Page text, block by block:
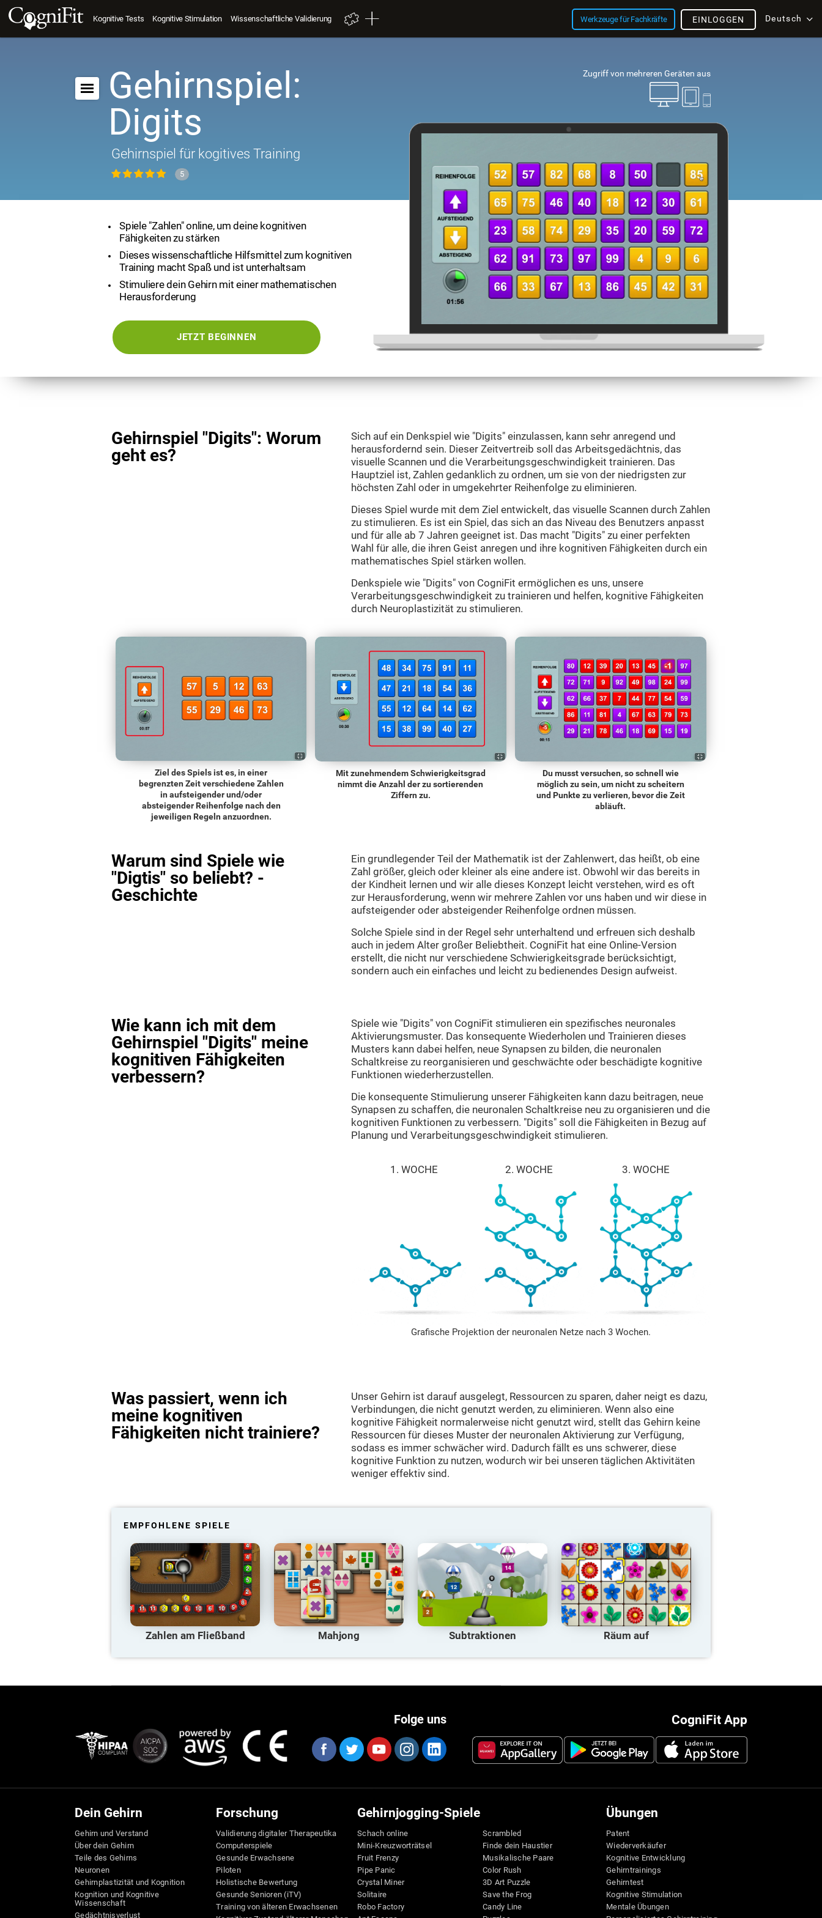
Kognitive Tests Kognitive Stimulation Wissenschaftliche Validierung Werkzeuge für Fachkräfte Deutsch
EINLOGGEN
Zugriff von mehreren Geräten aus
Gehirnspiel:
Digits
Gehirnspiel für kogitives Training
5
Spiele "Zahlen" online, um deine kognitiven
Fähigkeiten zu stärken
Dieses wissenschaftliche Hilfsmittel zum kognitiven
Training macht Spaß und ist unterhaltsam
Stimuliere dein Gehirn mit einer mathematischen
Herausforderung
JETZT BEGINNEN
Gehirnspiel "Digits": Worum
geht es?
Sich auf ein Denkspiel wie "Digits" einzulassen, kann sehr anregend und
herausfordernd sein. Dieser Zeitvertreib soll das Arbeitsgedächtnis, das
visuelle Scannen und die Verarbeitungsgeschwindigkeit trainieren. Das
Hauptziel ist, Zahlen gedanklich zu ordnen, um sie von der niedrigsten zur
höchsten Zahl oder in umgekehrter Reihenfolge zu eliminieren.
Dieses Spiel wurde mit dem Ziel entwickelt, das visuelle Scannen durch Zahlen
zu stimulieren. Es ist ein Spiel, das sich an das Niveau des Benutzers anpasst
und für alle ab 7 Jahren geeignet ist. Das macht "Digits" zu einer perfekten
Wahl für alle, die ihren Geist anregen und ihre kognitiven Fähigkeiten durch ein
mathematisches Spiel stärken wollen.
Denkspiele wie "Digits" von CogniFit ermöglichen es uns, unsere
Verarbeitungsgeschwindigkeit zu trainieren und helfen, kognitive Fähigkeiten
durch Neuroplastizität zu stimulieren.
Ziel des Spiels ist es, in einer
begrenzten Zeit verschiedene Zahlen
in aufsteigender und/oder
absteigender Reihenfolge nach den
jeweiligen Regeln anzuordnen.
Mit zunehmendem Schwierigkeitsgrad
nimmt die Anzahl der zu sortierenden
Ziffern zu.
Du musst versuchen, so schnell wie
möglich zu sein, um nicht zu scheitern
und Punkte zu verlieren, bevor die Zeit
abläuft.
Warum sind Spiele wie
"Digtis" so beliebt? -
Geschichte
Ein grundlegender Teil der Mathematik ist der Zahlenwert, das heißt, ob eine
Zahl größer, gleich oder kleiner als eine andere ist. Obwohl wir das bereits in
der Kindheit lernen und wir alle dieses Konzept leicht verstehen, wird es oft
zur Herausforderung, wenn wir mehrere Zahlen vor uns haben und wir diese in
aufsteigender oder absteigender Reihenfolge ordnen müssen.
Solche Spiele sind in der Regel sehr unterhaltend und erfreuen sich deshalb
auch in jedem Alter großer Beliebtheit. CogniFit hat eine Online-Version
erstellt, die nicht nur verschiedene Schwierigkeitsgrade berücksichtigt,
sondern auch ein einfaches und leicht zu bedienendes Design aufweist.
Wie kann ich mit dem
Gehirnspiel "Digits" meine
kognitiven Fähigkeiten
verbessern?
Spiele wie "Digits" von CogniFit stimulieren ein spezifisches neuronales
Aktivierungsmuster. Das konsequente Wiederholen und Trainieren dieses
Musters kann dabei helfen, neue Synapsen zu bilden, die neuronalen
Schaltkreise zu reorganisieren und geschwächte oder beschädigte kognitive
Funktionen wiederherzustellen.
Die konsequente Stimulierung unserer Fähigkeiten kann dazu beitragen, neue
Synapsen zu schaffen, die neuronalen Schaltkreise neu zu organisieren und die
kognitiven Funktionen zu verbessern. "Digits" soll die Fähigkeiten in Bezug auf
Planung und Verarbeitungsgeschwindigkeit stimulieren.
1. WOCHE 2. WOCHE 3. WOCHE
Grafische Projektion der neuronalen Netze nach 3 Wochen.
Was passiert, wenn ich
meine kognitiven
Fähigkeiten nicht trainiere?
Unser Gehirn ist darauf ausgelegt, Ressourcen zu sparen, daher neigt es dazu,
Verbindungen, die nicht genutzt werden, zu eliminieren. Wenn also eine
kognitive Fähigkeit normalerweise nicht genutzt wird, stellt das Gehirn keine
Ressourcen für dieses Muster der neuronalen Aktivierung zur Verfügung,
sodass es immer schwächer wird. Dadurch fällt es uns schwerer, diese
kognitive Funktion zu nutzen, wodurch wir bei unseren täglichen Aktivitäten
weniger effektiv sind.
EMPFOHLENE SPIELE
Zahlen am Fließband Mahjong Subtraktionen Räum auf
CogniFit App
Folge uns
Dein Gehirn
Gehirn und Verstand
Über dein Gehirn
Teile des Gehirns
Neuronen
Gehirnplastizität und Kognition
Kognition und Kognitive
Wissenschaft
Gedächtnisverlust
Forschung
Validierung digitaler Therapeutika
Computerspiele
Gesunde Erwachsene
Piloten
Holistische Bewertung
Gesunde Senioren (iTV)
Training von älteren Erwachsenen
Gehirnjogging-Spiele
Schach online
Mini-Kreuzworträtsel
Fruit Frenzy
Pipe Panic
Crystal Miner
Solitaire
Robo Factory
Scrambled
Finde dein Haustier
Musikalische Paare
Color Rush
3D Art Puzzle
Save the Frog
Candy Line
Übungen
Patent
Wiederverkäufer
Kognitive Entwicklung
Gehirntrainings
Gehirntest
Kognitive Stimulation
Mentale Übungen